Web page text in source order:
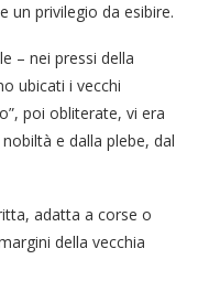
un privilegio da esibire.
– nei pressi della
ubicati i vecchi
poi obliterate, vi era
e dalla plebe, dal
adatta a corse o
della vecchia